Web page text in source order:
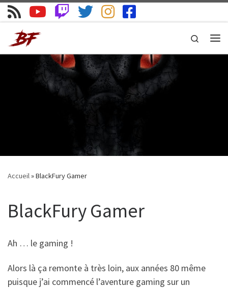
Skip to content
Search
Accueil»BlackFury Gamer
BlackFury Gamer
Ah … le gaming !
Alors là ça remonte à très loin, aux années 80 même
puisque j’ai commencé l’aventure gaming sur un